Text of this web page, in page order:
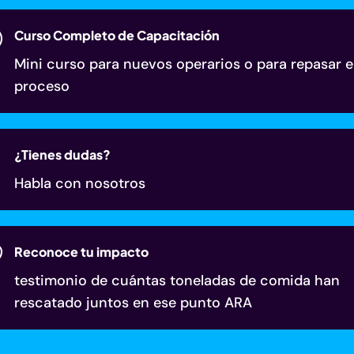
Curso Completo de Capacitación
Mini curso para nuevos operarios o para repasar
proceso
¿Tienes dudas?
Habla con nosotros
Reconoce tu impacto
testimonio de cuántas toneladas de comida han
rescatado juntos en ese punto ARA